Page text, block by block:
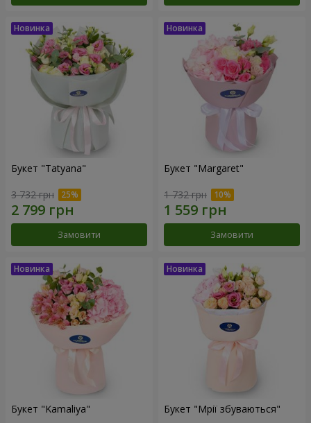
Букет "Tatyana"
3 732 грн
Замовити
Букет "Margaret"
1 732 грн
Замовити
Букет "Kamaliya" Букет "Мрії збуваються"